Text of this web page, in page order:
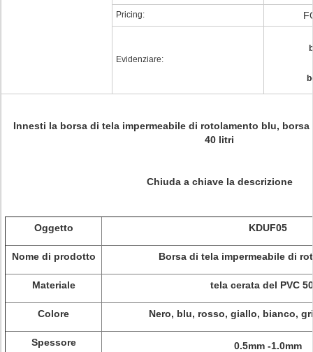
Pricing:
Evidenziare:
Innesti la borsa di tela impermeabile di rotolamento blu,
40 litri
Chiuda a chiave la descrizione
Oggetto KDUF05
Nome di prodotto Borsa di tela impermeabile di
Materiale tela cerata del PVC
Colore Nero, blu, rosso, giallo, bianco,
Spessore 0.5mm -1.0mm